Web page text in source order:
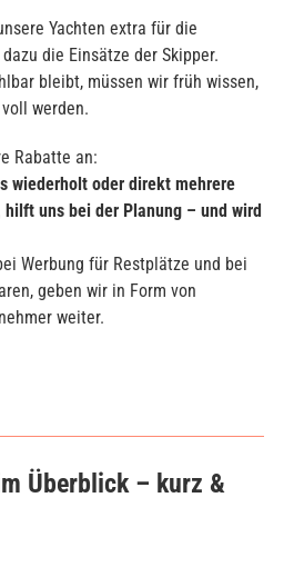
Yachten extra für die
die Einsätze der Skipper.
bleibt, müssen wir früh wissen,
werden.
Rabatte an:
wiederholt oder direkt mehrere
uns bei der Planung – und wird
Werbung für Restplätze und bei
geben wir in Form von
weiter.
Überblick – kurz &